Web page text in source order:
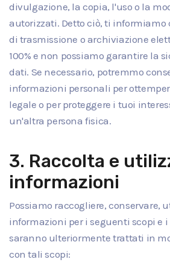
divulgazione, la copia, l'uso o la
autorizzati. Detto ciò, ti informiamo
di trasmissione o archiviazione
100% e non possiamo garantire la
dati. Se necessario, potremmo
informazioni personali per
legale o per proteggere i tuoi
un'altra persona fisica.
3. Raccolta e
informazioni
Possiamo raccogliere, conservare,
informazioni per i seguenti scopi e
saranno ulteriormente trattati in
con tali scopi: